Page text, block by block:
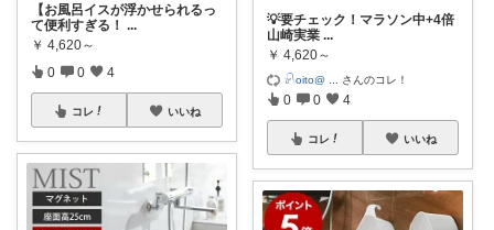
【お風呂イスが浮かせられるっ
て便利すぎる！ ...
￥ 4,620～
0 0 4
コレ いいね
💡要チェック！マラソン中+4倍
山崎実業 ...
￥ 4,620～
𓍯oito@ さんのコレ！
0 0 4
コレ いいね